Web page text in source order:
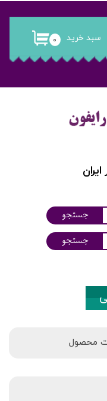
۰ سبد خرید
جستجو
جستجو
محصول